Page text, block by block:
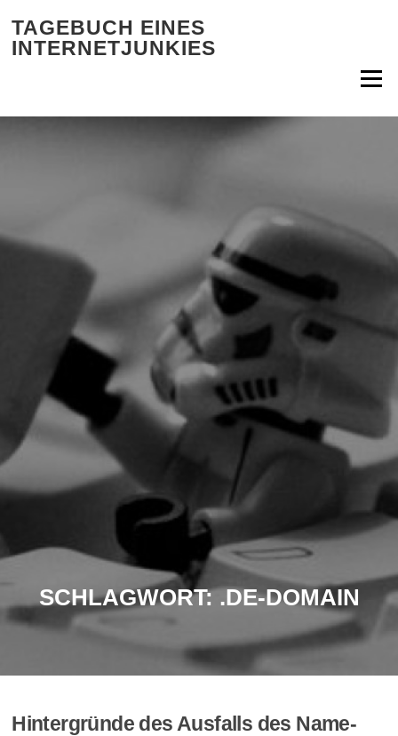
TAGEBUCH EINES
INTERNETJUNKIES
Menü
SCHLAGWORT:.DE-DOMAIN
Hintergründe des Ausfalls des Name-